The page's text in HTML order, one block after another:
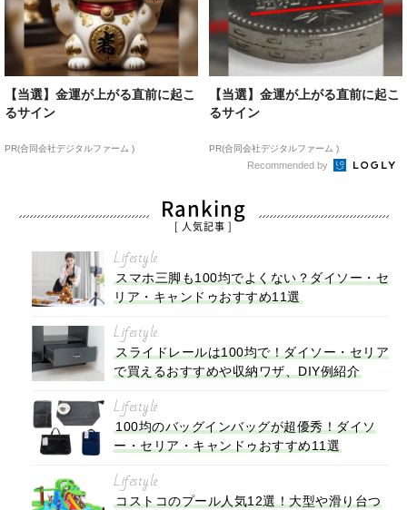
【当選】金運が上がる直前に起こ
るサイン
PR(合同会社デジタルファーム )
【当選】金運が上がる直前に起こ
るサイン
PR(合同会社デジタルファーム )
Recommended by
Ranking
[ 人気記事 ]
Lifestyle
スマホ三脚も100均でよくない？ダイソー・セ
リア・キャンドゥおすすめ11選
Lifestyle
スライドレールは100均で！ダイソー・セリア
で買えるおすすめや収納ワザ、DIY例紹介
Lifestyle
100均のバッグインバッグが超優秀！ダイソ
ー・セリア・キャンドゥおすすめ11選
Lifestyle
コストコのプール人気12選！大型や滑り台つ